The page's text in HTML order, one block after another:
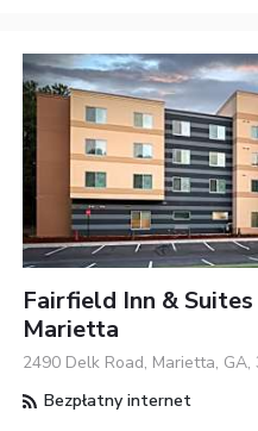
Fairfield Inn &
Marietta
2490 Delk Road, Marietta, GA,
Bezpłatny internet